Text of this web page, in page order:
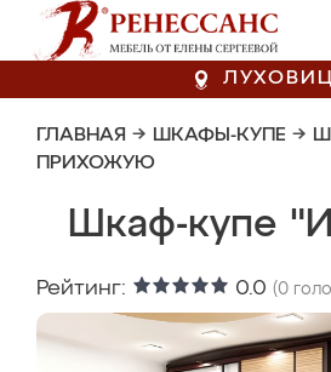
ГЛАВНАЯ → ШКАФЫ-КУПЕ →
ПРИХОЖУЮ
Шкаф-купе
Рейтинг: 0.0 (0